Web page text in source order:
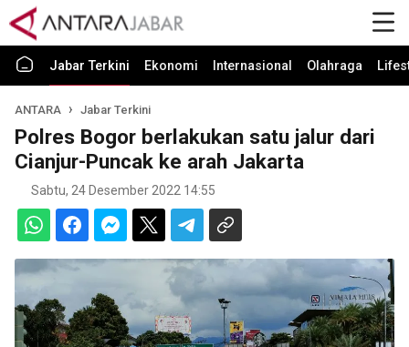
Jabar Terkini Ekonomi Internasional Olahraga
ANTARA Jabar Terkini
Polres Bogor berlakukan satu jalur dari
Cianjur-Puncak ke arah Jakarta
Sabtu, 24 Desember 2022 14:55